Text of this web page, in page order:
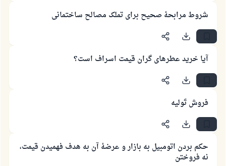
شروط مرابحهٔ صحیح برای تملک مصالح ساختمانی
آیا خرید عطرهای گران قیمت اسراف است؟
فروش تَولیه
حکم بردن اتومبیل به بازار و عرضهٔ آن به هدف فهمیدن قیمت،
نه فروختن
پاسخ شمارهٔ ۱۱۰۸۴۵ یک زندگی زناشویی
از پرسش تا پاسخ، کمک مالی شما «اسلام سوال و جواب» را
رسول الله صلی الله علیه وسلم می‌فرماید
آنکه به سوی خیری راهنمایی کند مانند پاداش انجام